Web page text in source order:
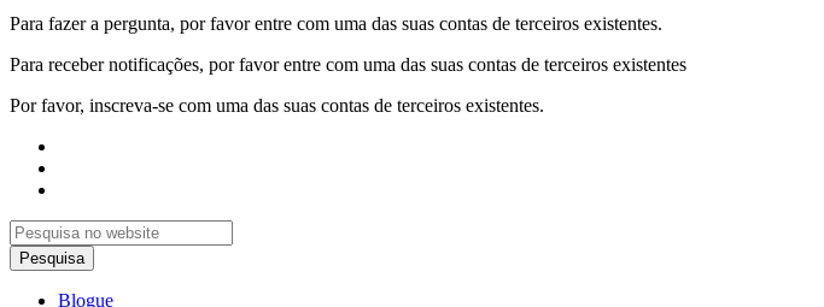
Para fazer a pergunta, por favor entre com uma das suas contas de terceiros existentes.
Para receber notificações, por favor entre com uma das suas contas de terceiros existentes
Por favor, inscreva-se com uma das suas contas de terceiros existentes.
Blogue